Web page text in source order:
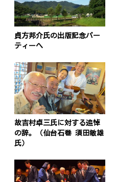
貞方邦介氏の出版記念パー
ティーへ
故吉村卓三氏に対する追悼
の辞。（仙台石巻 須田敏雄
氏）